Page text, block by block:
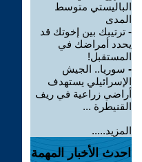
الباليستي متوسط
المدى
- ترتيبك بين إخوتك قد
يحدد أمراضك في
المستقبل!
- سوريا.. الجيش
الإسرائيلي يستهدف
أراضي زراعية في ريف
القنيطرة ...
المزيد.....
احدث الأخبار المهمة